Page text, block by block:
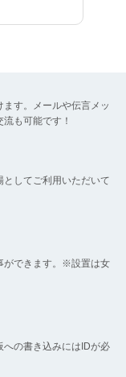
ます。メールや伝言メッ
も可能です！
してご利用いただいて
ができます。※設置は女
の書き込みにはIDが必